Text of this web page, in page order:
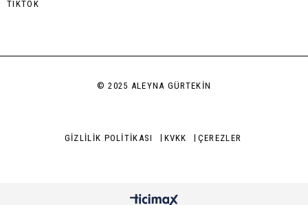
TIKTOK
© 2025 ALEYNA GÜRTEKİN
GİZLİLİK POLİTİKASI KVKK ÇEREZLER